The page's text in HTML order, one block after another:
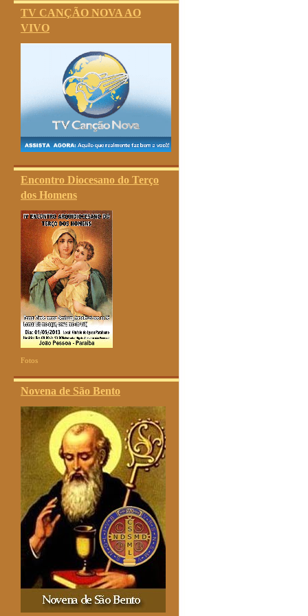
TV CANÇÃO NOVA AO
VIVO
Encontro Diocesano do Terço
dos Homens
Fotos
Novena de São Bento